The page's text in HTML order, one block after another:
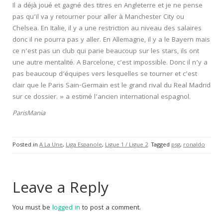
Il a déjà joué et gagné des titres en Angleterre et je ne pense
pas qu’il va y retourner pour aller à Manchester City ou
Chelsea. En Italie, il y a une restriction au niveau des salaires
donc il ne pourra pas y aller. En Allemagne, il y a le Bayern mais
ce n’est pas un club qui parie beaucoup sur les stars, ils ont
une autre mentalité. A Barcelone, c’est impossible. Donc il n’y a
pas beaucoup d’équipes vers lesquelles se tourner et c’est
clair que le Paris Sain-Germain est le grand rival du Real Madrid
sur ce dossier. » a estimé l’ancien international espagnol.
ParisMania
Posted in A La Une, Liga Espanole, Ligue 1 / Ligue 2 Tagged psg, ronaldo
Leave a Reply
You must be logged in to post a comment.